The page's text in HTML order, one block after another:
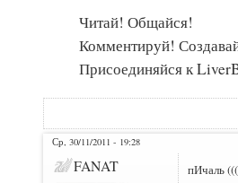
Читай! Общайся!
Комментируй!
Присоединяйся к
Ср, 30/11/2011 - 19:28
FANAT пИчаль (((